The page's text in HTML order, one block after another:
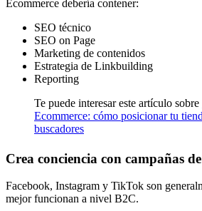
Ecommerce debería contener:
SEO técnico
SEO on Page
Marketing de contenidos
Estrategia de Linkbuilding
Reporting
Te puede interesar este artículo sobre
Ecommerce: cómo posicionar tu
buscadores
Crea conciencia con campañas
Facebook, Instagram y TikTok son
mejor funcionan a nivel B2C.